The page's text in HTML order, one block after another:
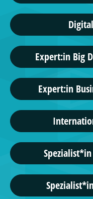
Expert:in Big
Expert:in